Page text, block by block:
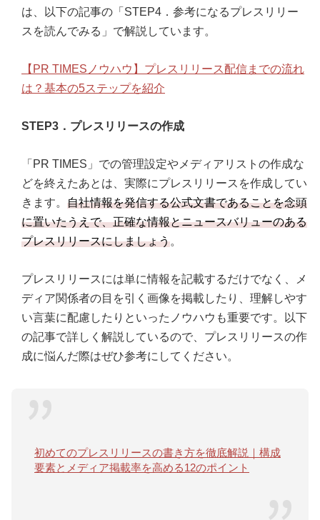
は、以下の記事の「STEP4．参考になるプレスリリー
スを読んでみる」で解説しています。
【PR TIMESノウハウ】プレスリリース配信までの流れ
は？基本の5ステップを紹介
STEP3．プレスリリースの作成
「PR TIMES」での管理設定やメディアリストの作成な
どを終えたあとは、実際にプレスリリースを作成してい
きます。 自社情報を発信する公式文書であることを念頭
に置いたうえで、正確な情報とニュースバリューのある
プレスリリースにしましょう。
プレスリリースには単に情報を記載するだけでなく、メ
ディア関係者の目を引く画像を掲載したり、理解しやす
い言葉に配慮したりといったノウハウも重要です。以下
の記事で詳しく解説しているので、プレスリリースの作
成に悩んだ際はぜひ参考にしてください。
初めてのプレスリリースの書き方を徹底解説｜構成
要素とメディア掲載率を高める12のポイント